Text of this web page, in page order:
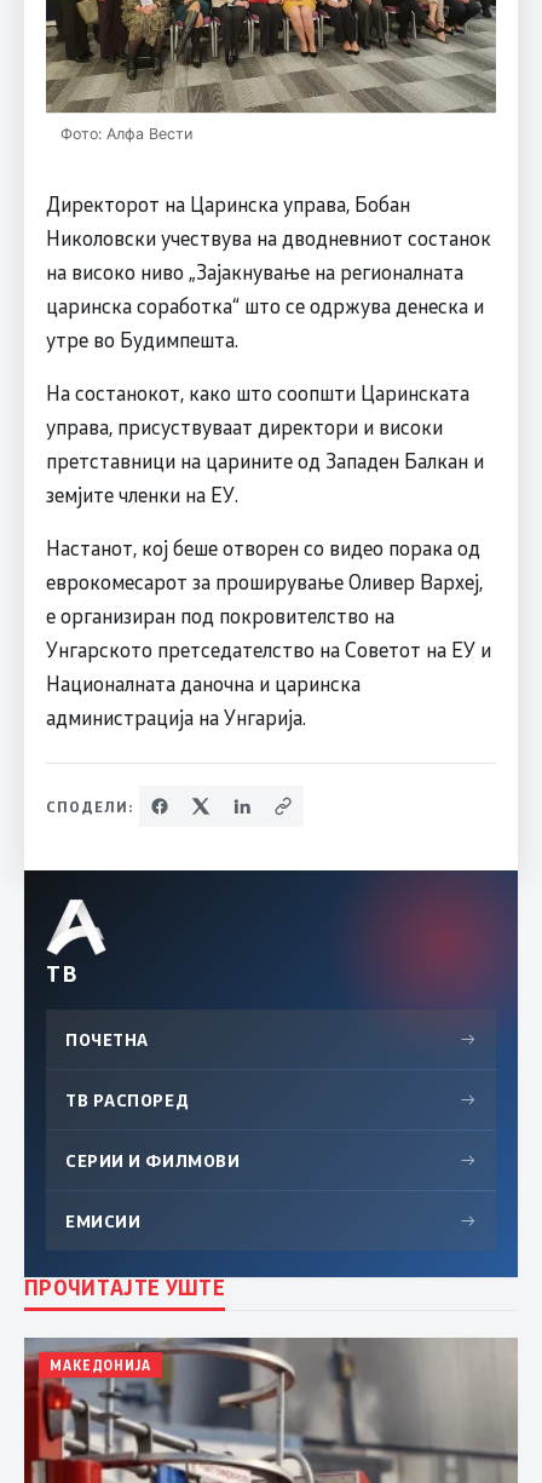
Фото: Алфа Вести
Директорот на Царинска управа, Бобан
Николовски учествува на дводневниот состанок
на високо ниво „Зајакнување на регионалната
царинска соработка“ што се одржува денеска и
утре во Будимпешта.
На состанокот, како што соопшти Царинската
управа, присуствуваат директори и високи
претставници на царините од Западен Балкан и
земјите членки на ЕУ.
Настанот, кој беше отворен со видео порака од
еврокомесарот за проширување Оливер Вархеј,
е организиран под покровителство на
Унгарското претседателство на Советот на ЕУ и
Националната даночна и царинска
администрација на Унгарија.
СПОДЕЛИ:
ТВ
ПОЧЕТНА →
ТВ РАСПОРЕД →
СЕРИИ И ФИЛМОВИ →
ЕМИСИИ →
ПРОЧИТАЈТЕ УШТЕ
МАКЕДОНИЈА